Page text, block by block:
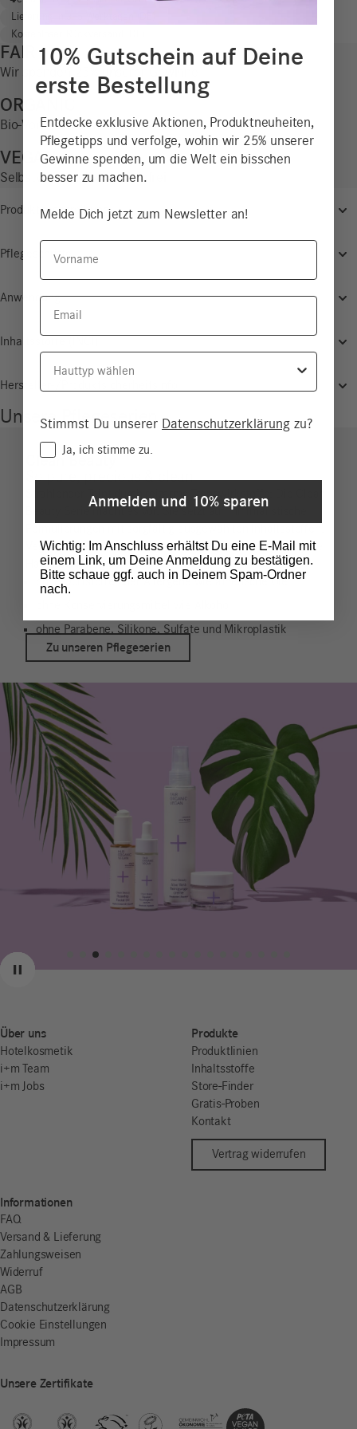
Menge
Lieferung in 3–5 Werktagen (DE)
Kostenloser Rückversand (DE)
FAIR
Wir spenden 25% unserer Gewinne
ORGANIC
Bio-Vorreiter*innen seit 1978
VEGAN
Selbstverständlich tierleidfrei
Produktbeschreibung
Pflegeschritte
Anwendung
Inhaltsstoffe (INCI)
Hersteller-/Produktsicherheitsinfo
Unsere Pflegeserien
Clean Beauty
So pure, precious & clean
Strahlender Teint durch reizarme Trendwirkstoffe: Die Clean
Beauty Serie macht es vor. Sie setzt auf minimalistische
Vegan, ohne Duftstoffe, ohne Allergene – so pflegt sie jede
Haut nachhaltig schön.
ohne Duftstoffe oder Allergene wie ätherische Öle
ohne Parabene, Silikone, Sulfate und Mikroplastik
Zu unseren Pflegeserien
Zurück
Weiter
Pause
Über uns
Hotelkosmetik
i+m Team
i+m Jobs
Produkte
Produktlinien
Inhaltsstoffe
Store-Finder
Gratis-Proben
Kontakt
Vertrag widerrufen
Informationen
FAQ
Versand & Lieferung
Zahlungsweisen
Widerruf
AGB
Datenschutzerklärung
Cookie Einstellungen
Impressum
Unsere Zertifikate
10% Gutschein auf Deine
erste Bestellung
Entdecke exklusive Aktionen, Produktneuheiten,
Pflegetipps und verfolge, wohin wir 25% unserer
Gewinne spenden, um die Welt ein bisschen
besser zu machen.
Melde Dich jetzt zum Newsletter an!
Vorname
Email
Hauttyp
Stimmst Du unserer Datenschutzerklärung zu?
ConsentJa, ich stimme zu.
Anmelden und 10% sparen
Wichtig: Im Anschluss erhältst Du eine E-Mail mit
einem Link, um Deine Anmeldung zu bestätigen.
Bitte schaue ggf. auch in Deinem Spam-Ordner
nach.